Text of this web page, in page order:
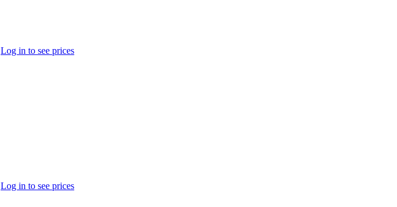
Log in to see prices
Log in to see prices